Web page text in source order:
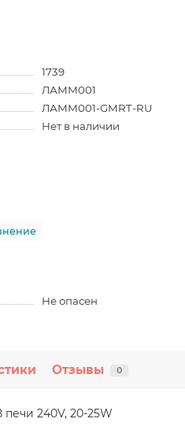
1739
ЛАММ001
ЛАММ001-GMRT-RU
Нет в наличии
Не опасен
Отзывы 0
240V, 20-25W